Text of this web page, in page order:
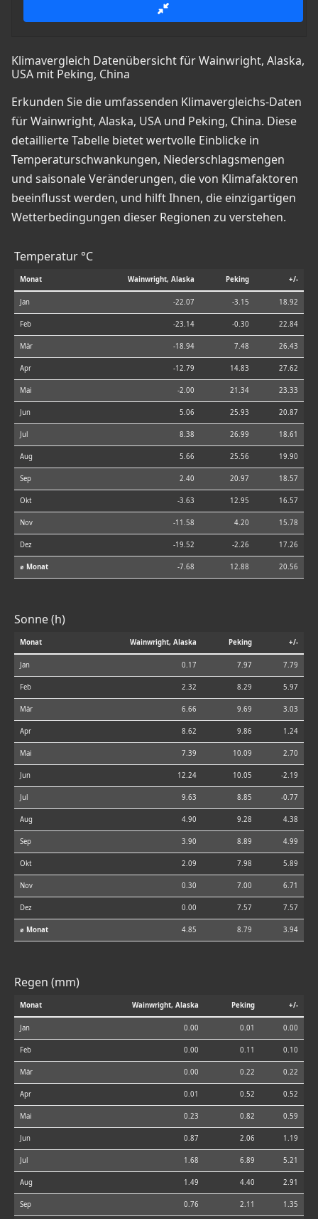
Klimavergleich Datenübersicht für Wainwright, Alaska,
USA mit Peking, China
Erkunden Sie die umfassenden Klimavergleichs-Daten
für Wainwright, Alaska, USA und Peking, China. Diese
detaillierte Tabelle bietet wertvolle Einblicke in
Temperaturschwankungen, Niederschlagsmengen
und saisonale Veränderungen, die von Klimafaktoren
beeinflusst werden, und hilft Ihnen, die einzigartigen
Wetterbedingungen dieser Regionen zu verstehen.
Temperatur °C
Monat Wainwright, Alaska Peking +/-
Jan -22.07 -3.15 18.92
Feb -23.14 -0.30 22.84
Mär -18.94 7.48 26.43
Apr -12.79 14.83 27.62
Mai -2.00 21.34 23.33
Jun 5.06 25.93 20.87
Jul 8.38 26.99 18.61
Aug 5.66 25.56 19.90
Sep 2.40 20.97 18.57
Okt -3.63 12.95 16.57
Nov -11.58 4.20 15.78
Dez -19.52 -2.26 17.26
⌀ Monat -7.68 12.88 20.56
Sonne (h)
Monat Wainwright, Alaska Peking +/-
Jan 0.17 7.97 7.79
Feb 2.32 8.29 5.97
Mär 6.66 9.69 3.03
Apr 8.62 9.86 1.24
Mai 7.39 10.09 2.70
Jun 12.24 10.05 -2.19
Jul 9.63 8.85 -0.77
Aug 4.90 9.28 4.38
Sep 3.90 8.89 4.99
Okt 2.09 7.98 5.89
Nov 0.30 7.00 6.71
Dez 0.00 7.57 7.57
⌀ Monat 4.85 8.79 3.94
Regen (mm)
Monat Wainwright, Alaska Peking +/-
Jan 0.00 0.01 0.00
Feb 0.00 0.11 0.10
Mär 0.00 0.22 0.22
Apr 0.01 0.52 0.52
Mai 0.23 0.82 0.59
Jun 0.87 2.06 1.19
Jul 1.68 6.89 5.21
Aug 1.49 4.40 2.91
Sep 0.76 2.11 1.35